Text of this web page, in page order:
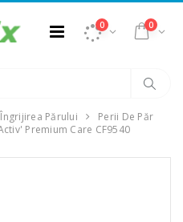
0 0
Îngrijirea Părului
Perii De Păr
Premium Care CF9540